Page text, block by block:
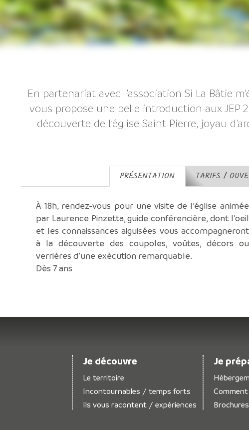
En partenariat avec l’association Si La Bâtie
vous propose une belle introduction aux JEP
découverte de l’église Saint Pierre, joyau
PRÉSENTATION TARIFS /
À 18h, rendez-vous pour une visite de l’église animée
par Laurence Pinzetta, guide conférencière, dont l’oeil
et les connaissances aiguisées vous accompagneront
à la découverte des coupoles, voûtes, décors ou
verrières d’une exécution remarquable.
Dès 7 ans
Je découvre
Le territoire
Incontournables / temps forts
Ils vous racontent / expériences
Je
Comment